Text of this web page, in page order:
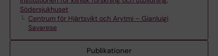
Södersjukhuset
Centrum för Hjärtsvikt och Arytmi – Gianluigi
Savarese
Publikationer